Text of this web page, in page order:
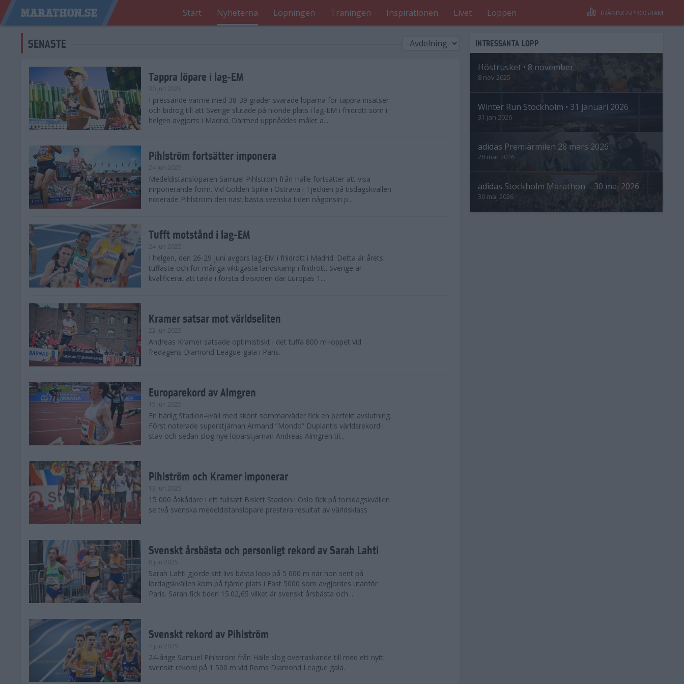
Start Nyheterna Löpningen Träningen Inspirationen Livet Loppen TRÄNINGSPROGRAM
SENASTE
Tappra löpare i lag-EM
30 jun 2025
I pressande värme med 38-39 grader svarade löparna för tappra insatser
och bidrog till att Sverige slutade på nionde plats i lag-EM i friidrott som i
helgen avgjorts i Madrid. Därmed uppnåddes målet a...
Pihlström fortsätter imponera
24 jun 2025
Medeldistanslöparen Samuel Pihlström från Hälle fortsätter att visa
imponerande form. Vid Golden Spike i Ostrava i Tjeckien på tisdagskvällen
noterade Pihlström den näst bästa svenska tiden någonsin p...
Tufft motstånd i lag-EM
24 jun 2025
I helgen, den 26-29 juni avgörs lag-EM i friidrott i Madrid. Detta är årets
tuffaste och för många viktigaste landskamp i friidrott. Sverige är
kvalificerat att tävla i första divisionen där Europas 1...
Kramer satsar mot världseliten
22 jun 2025
Andreas Kramer satsade optimistiskt i det tuffa 800 m-loppet vid
fredagens Diamond League-gala i Paris.
Europarekord av Almgren
15 jun 2025
En härlig Stadion-kväll med skönt sommarväder fick en perfekt avslutning.
Först noterade superstjärnan Armand ”Mondo” Duplantis världsrekord i
stav och sedan slog nye löparstjärnan Andreas Almgren til...
Pihlström och Kramer imponerar
13 jun 2025
15 000 åskådare i ett fullsatt Bislett Stadion i Oslo fick på torsdagskvällen
se två svenska medeldistanslöpare prestera resultat av världsklass.
Svenskt årsbästa och personligt rekord av Sarah Lahti
8 jun 2025
Sarah Lahti gjorde sitt livs bästa lopp på 5 000 m när hon sent på
lördagskvällen kom på fjärde plats i Fast 5000 som avgjordes utanför
Paris. Sarah fick tiden 15.02,65 vilket är svenskt årsbästa och ...
Svenskt rekord av Pihlström
7 jun 2025
24-årige Samuel Pihlström från Hälle slog överraskande till med ett nytt
svenskt rekord på 1 500 m vid Roms Diamond League gala.
INTRESSANTA LOPP
Höstrusket • 8 november
8 nov 2025
Winter Run Stockholm • 31 januari 2026
31 jan 2026
adidas Premiärmilen 28 mars 2026
28 mar 2026
adidas Stockholm Marathon – 30 maj 2026
30 maj 2026